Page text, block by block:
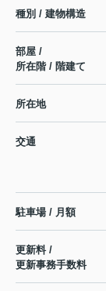
種別 / 建物構造
部屋 /
所在階 / 階建て
所在地
交通
駐車場 / 月額
更新料 /
更新事務手数料